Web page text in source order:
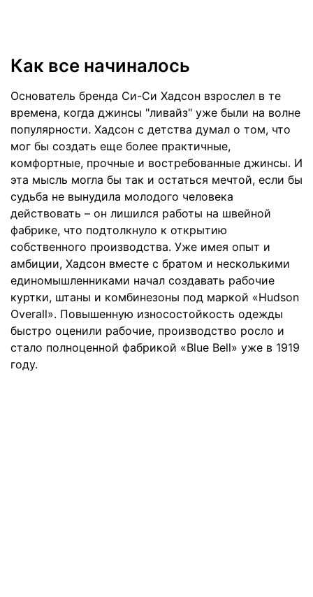
Как все начиналось
Основатель бренда Си-Си Хадсон взрослел в те
времена, когда джинсы "ливайз" уже были на волне
популярности. Хадсон с детства думал о том, что
мог бы создать еще более практичные,
комфортные, прочные и востребованные джинсы. И
эта мысль могла бы так и остаться мечтой, если бы
судьба не вынудила молодого человека
действовать – он лишился работы на швейной
фабрике, что подтолкнуло к открытию
собственного производства. Уже имея опыт и
амбиции, Хадсон вместе с братом и несколькими
единомышленниками начал создавать рабочие
куртки, штаны и комбинезоны под маркой «Hudson
Overall». Повышенную износостойкость одежды
быстро оценили рабочие, производство росло и
стало полноценной фабрикой «Blue Bell» уже в 1919
году.